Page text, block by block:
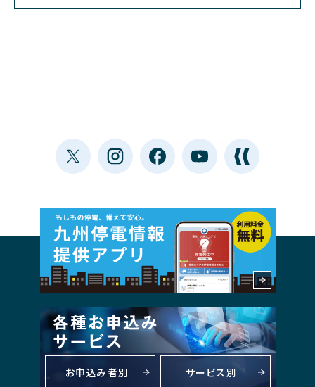
お申込み者別 サービス別